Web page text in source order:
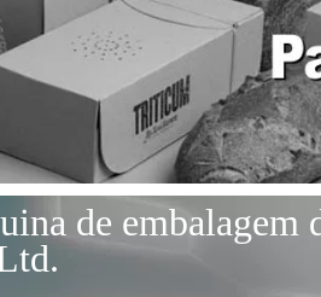
de embalagem